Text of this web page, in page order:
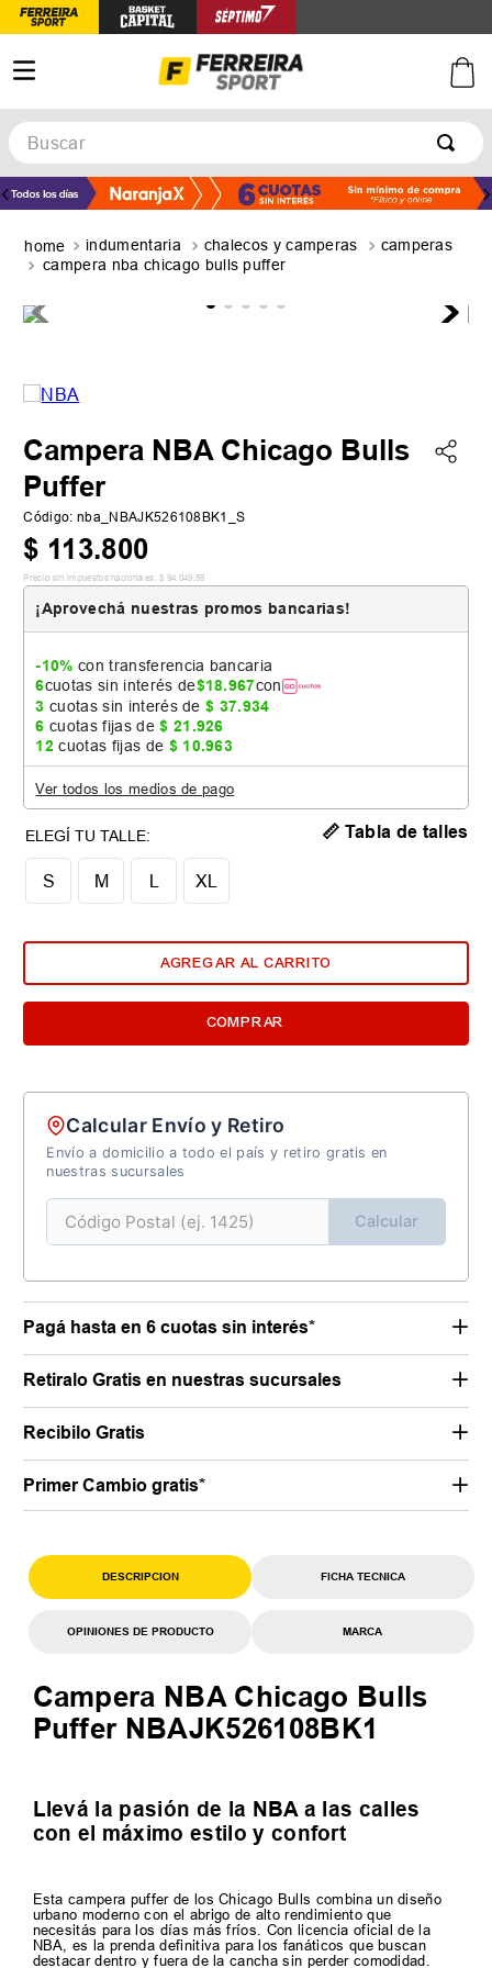
Buscar
indumentaria chalecos y camperas
camperas
campera nba chicago bulls puffer
Campera NBA Chicago Bulls
Puffer
Código: nba_NBAJK526108BK1_S
$ 113.800
Precio sin impuestos nacionales: $ 94.049 ,59
¡Aprovechá nuestras promos bancarias!
-10% con transferencia bancaria
6cuotas sin interés de$18.967con
3 cuotas sin interés de$ 37.934
6 cuotas fijas de$ 21 .926
12 cuotas fijas de $ 10.963
Ver todos los medios de pago
S L
M XL
📏 Tabla de talles
AGREGAR AL CARRITO
COMPRAR
Calcular Envío y Retiro
Envío a domicilio a todo el país y retiro gratis en
nuestras sucursales
Calcular
Pagá hasta en 6 cuotas sin interés*
Retiralo Gratis en nuestras sucursales
Recibilo Gratis
Primer Cambio gratis*
DESCRIPCION FICHA TECNICA
OPINIONES DE PRODUCTO MARCA
Campera NBA Chicago Bulls
Puffer NBAJK526108BK1
Llevá la pasión de la NBA a las calles
con el máximo estilo y confort
Esta campera puffer de los Chicago Bulls combina un diseño
urbano moderno con el abrigo de alto rendimiento que
necesitás para los días más fríos. Con licencia oficial de la
NBA, es la prenda definitiva para los fanáticos que buscan
destacar dentro y fuera de la cancha sin perder comodidad.
TÉRMINOS MÁS BUSCADOS
.
zapatillas